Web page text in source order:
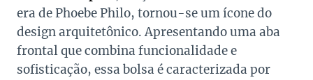
era de Phoebe Philo, tornou-se um ícone do
design arquitetônico. Apresentando uma aba
frontal que combina funcionalidade e
sofisticação, essa bolsa é caracterizada por